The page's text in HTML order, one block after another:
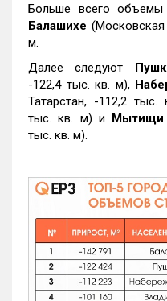
Больше всего объемы
Балашихе
м.
Далее следуют
-122,4 тыс. кв. м),
Татарстан, -112,2 тыс.
тыс. кв. м) и Мытищи
тыс. кв. м).